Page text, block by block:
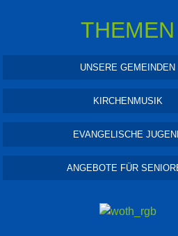
THEMEN
UNSERE GEMEINDEN
KIRCHENMUSIK
EVANGELISCHE
ANGEBOTE FÜR